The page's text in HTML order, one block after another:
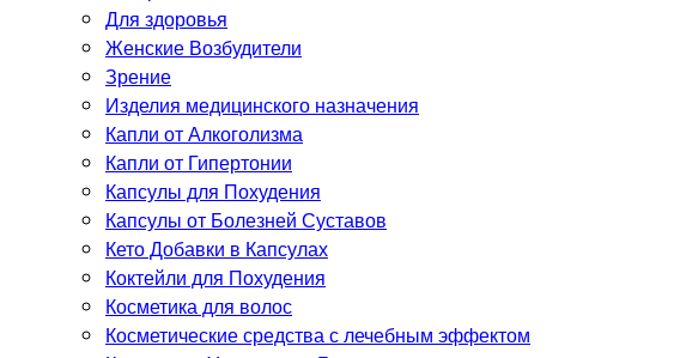
Для здоровья
Женские Возбудители
Зрение
Изделия медицинского назначения
Капли от Алкоголизма
Капли от Гипертонии
Капсулы для Похудения
Капсулы от Болезней Суставов
Кето Добавки в Капсулах
Коктейли для Похудения
Косметика для волос
Косметические средства с лечебным эффектом